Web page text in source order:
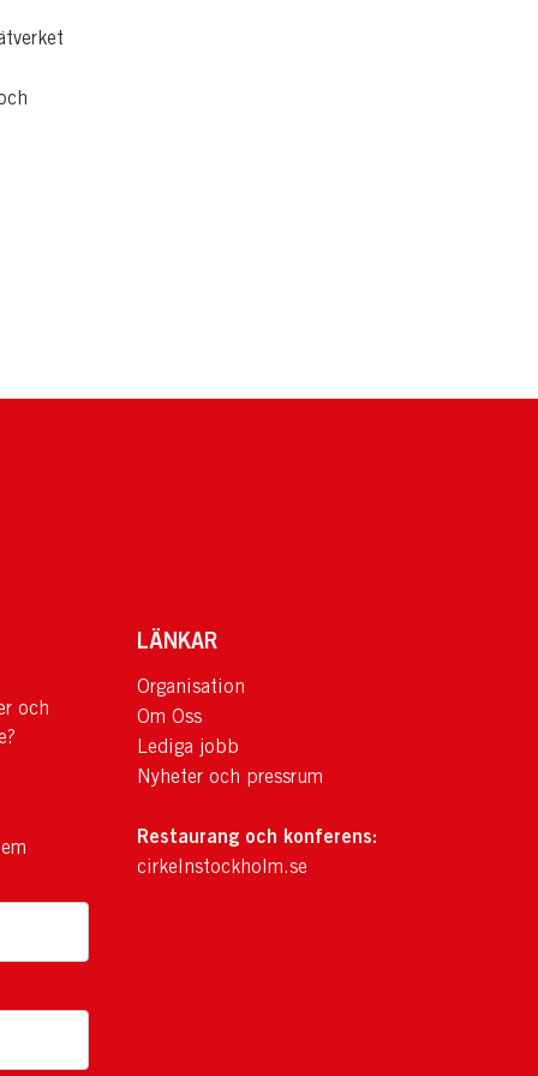
och
LÄNKAR
Organisation
Om Oss
Lediga jobb
Nyheter och pressrum
Restaurang och konferens:
cirkelnstockholm.se